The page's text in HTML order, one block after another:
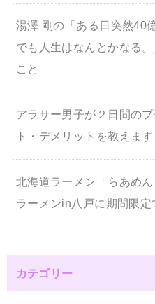
湯澤 剛の「ある日突然40
でも人生はなんとかなる
こと
アラサー男子が２日間の
ト・デメリットを教えます
北海道ラーメン「らあめ
ラーメンin八戸に期間限定
カテゴリー